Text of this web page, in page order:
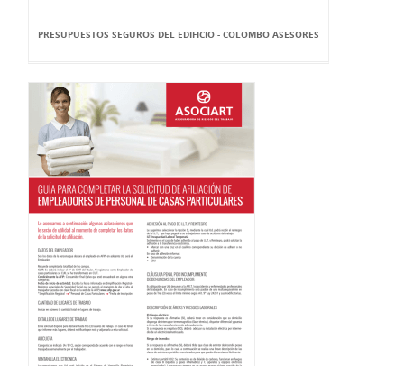
PRESUPUESTOS SEGUROS DEL EDIFICIO - COLOMBO ASESORES